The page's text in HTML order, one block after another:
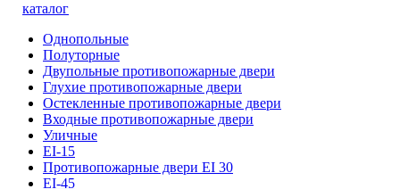
каталог
Однопольные
Полуторные
Двупольные противопожарные двери
Глухие противопожарные двери
Остекленные противопожарные двери
Входные противопожарные двери
Уличные
EI-15
Противопожарные двери EI 30
EI-45